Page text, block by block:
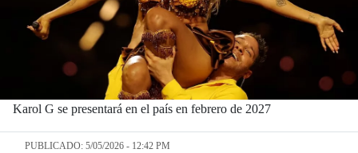
Karol G se presentará en el país en febrero de 2027
PUBLICADO: 5/05/2026 - 12:42 PM